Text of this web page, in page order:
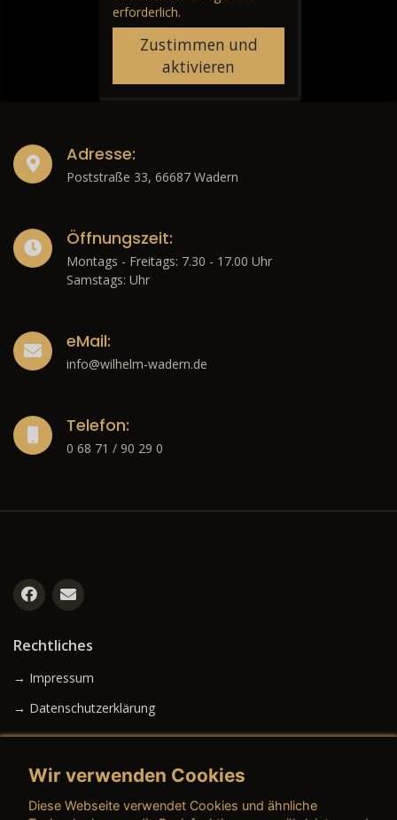
erforderlich.
Zustimmen und
aktivieren
Adresse:
Poststraße 33, 66687 Wadern
Öffnungszeit:
Montags - Freitags: 7.30 - 17.00 Uhr
Samstags: Uhr
eMail:
info@wilhelm-wadern.de
Telefon:
0 68 71 / 90 29 0
Rechtliches
→ Impressum
→ Datenschutzerklärung
Wir verwenden Cookies
Diese Webseite verwendet Cookies und ähnliche